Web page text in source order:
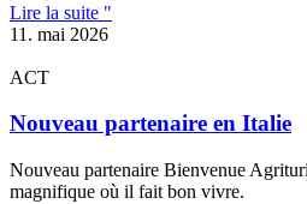
Lire la suite "
11. mai 2026
ACT
Nouveau partenaire en Italie
Nouveau partenaire Bienvenue
magnifique où il fait bon vivre.